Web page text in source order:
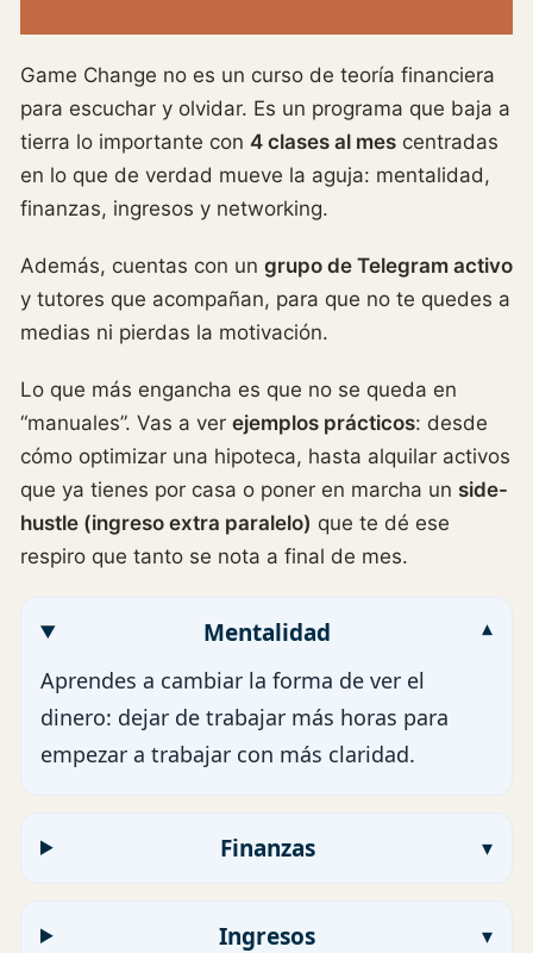
Game Change no es un curso de teoría financiera
para escuchar y olvidar. Es un programa que baja a
tierra lo importante con 4 clases al mes centradas
en lo que de verdad mueve la aguja: mentalidad,
finanzas, ingresos y networking.
Además, cuentas con un grupo de Telegram activo
y tutores que acompañan, para que no te quedes a
medias ni pierdas la motivación.
Lo que más engancha es que no se queda en
“manuales”. Vas a ver ejemplos prácticos: desde
cómo optimizar una hipoteca, hasta alquilar activos
que ya tienes por casa o poner en marcha un side-
hustle (ingreso extra paralelo) que te dé ese
respiro que tanto se nota a final de mes.
Mentalidad
Aprendes a cambiar la forma de ver el
dinero: dejar de trabajar más horas para
empezar a trabajar con más claridad.
Finanzas
Ingresos